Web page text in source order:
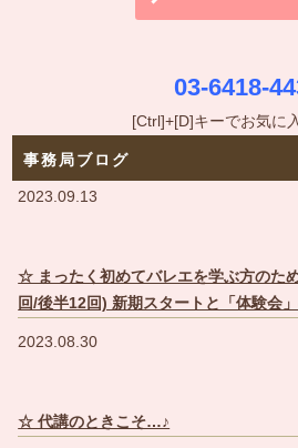
03-6418-
[Ctrl]+[D]キーでお気に
事務局ブログ
2023.09.13
☆ まったく初めてバレエを学ぶ方のた
回/後半12回) 新期スタートと「体験会
2023.08.30
☆ 代講のときこそ…♪